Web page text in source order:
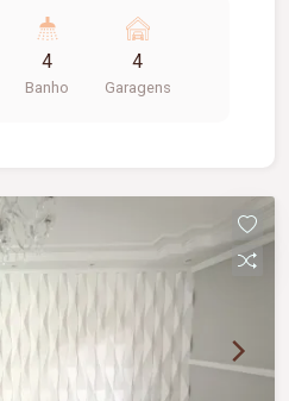
, sala de TV , cozinha
lavabo , escritório
4
Banho
4
Garagens